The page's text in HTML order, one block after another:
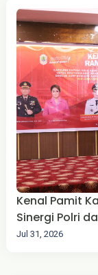
Kenal Pamit
Sinergi Polri
Jul 31, 2026